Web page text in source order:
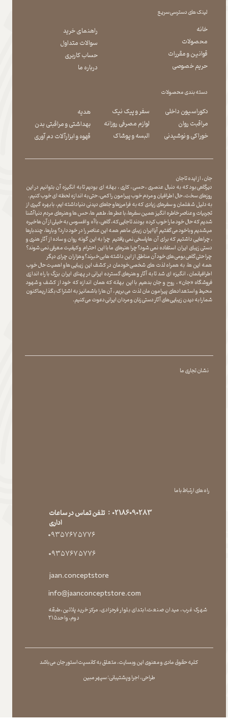
لینک های دسترسی سریع
دسته بندی محصولات
محصولات
قوانین و مقررات
حریم خصوصی
راهنمای خرید
سوالات متداول
حساب کاربری
درباره ما
دکوراسیون داخلی
مراقبت روان
​​​​​​​خوراکی و نوشیدنی
سفر و پیک نیک
لوازم مصرفی روزانه
​​​​​​​البسه و پوشاک
هدیه
بهداشتی و مراقبتی بدن
​​​​​​​قهوه و ابزارآلات دم آوری
نشان تجاری ما
جان ، از ایده تا جان
دیرگاهی بود که به دنبال عنصری ، حسی ، کاری ، بهانه ای بودیم تا به انگیزه آن بتوانیم در این
روزهای سخت ، حال اطرافیان و مردم خوب پیرامون را کمی ، حتی به اندازه لحظه ای خوب کنیم.
به دلیل شغلمان و سفرهای زیادی که به فرامرزها و جاهای دیدنی دنیا داشته ایم، با بهره گیری از
تجربیات و عناصر خاطره انگیز همین سفرها ، با عطر ها ، طعم ها ، حس ها و هنرهای مردم دنیا آشنا
شدیم که حال خود ما را خوب کرده بودند تا جایی که، گاهی ، با آه و افسوس به خیلی از آن ها خیره
میشدیم و با خود می گفتیم آیا ایران زیبای ما هم همه این عناصر را در خود دارد؟ و بارها ، چندبارها
، چراهایی داشتیم که برای آن ها پاسخی نمی یافتیم چرا به این گونه روان و ساده از آثار هنری و
دستی زیبای ایران استفاده نمی شود؟چرا هنرهای ما با این احترام و کیفیت معرفی نمی شوند؟
چرا حتی گاهی بومی های خود آن مناطق از این داشته ها بی خبرند؟و هزاران چرای دیگر
​​​​​​​ همه این ها، به همراه لذت های شخصی خودمان در کشف این زیبایی ها و اهمیت حال خوب
اطرافیانمان ، انگیزه ای شد تا به آثار و هنرهای گسترده ایرانی در پهنای ایران بزرگ با راه اندازی
فروشگاه «جان» ، روح و جان بدهیم با این بهانه که همان اندازه که خود از کشف و شهود
محیط و استعدادهای پیرامون مان لذت می بریم ، آن ها را با شما نیز به اشتراک بگذاریماکنون
شما را به دیدن زیبایی های آثار دستی زنان و مردان ایرانی دعوت می کنیم.
راه های ارتباط با ما
کلیه حقوق مادی و معنوی این وبسایت ، متعلق به کانسپت استور جان می باشد
طراحی ، اجرا و پشتیبانی : سپهر مبین
02186090283 : تلفن تماس در ساعات
اداری
۰۹۳۵۷۶۷۵۷۷۶
۰۹۳۵۷۶۷۵۷۷۶
jaan.conceptstore
info@jaanconceptstore.com
شهرک غرب، میدان صنعت،ابتدای بلوار فرحزادی، مرکز خرید پلاتین،طبقه
دوم،واحد۲۱۵